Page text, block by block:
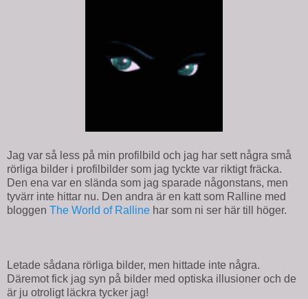
Jag var så less på min profilbild och jag har sett några små
rörliga bilder i profilbilder som jag tyckte var riktigt fräcka.
Den ena var en slända som jag sparade någonstans, men
tyvärr inte hittar nu. Den andra är en katt som Ralline med
bloggen The World of Ralline har som ni ser här till höger.
Letade sådana rörliga bilder, men hittade inte några.
Däremot fick jag syn på bilder med optiska illusioner och de
är ju otroligt läckra tycker jag!